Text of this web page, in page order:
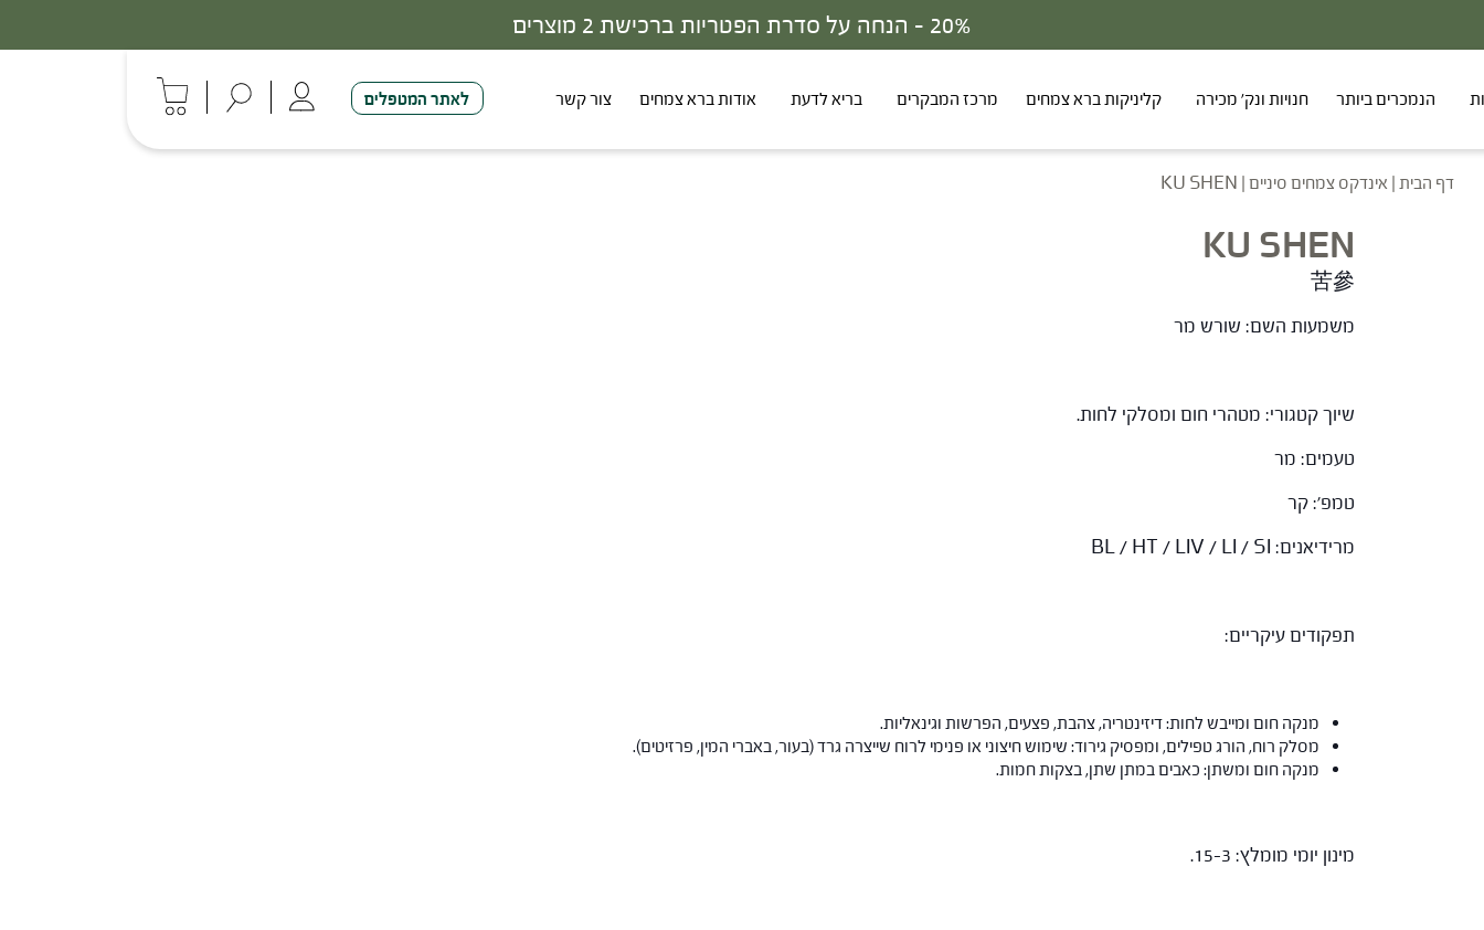
20% - הנחה על סדרת הפטריות ברכישת 2 מוצרים
הנמכרים ביותר חנויות ונק' מכירה קליניקות ברא צמחים מרכז המבקרים בריא לדעת אודות ברא צמחים צור קשר לאתר המטפלים
דף הבית | אינדקס צמחים סיניים |
KU SHEN
KU SHEN
苦參
משמעות השם: שורש מר
שיוך קטגורי: מטהרי חום ומסלקי לחות.
טעמים: מר
טמפ': קר
מרידיאנים: BL / HT / LIV / LI / SI
תפקודים עיקריים:
מנקה חום ומייבש לחות: דיזינטריה, צהבת, פצעים, הפרשות וגינאליות.
מסלק רוח, הורג טפילים, ומפסיק גירוד: שימוש חיצוני או פנימי לרוח שייצרה גרד (בעור, באברי המין, פרזיטים).
מנקה חום ומשתן: כאבים במתן שתן, בצקות חמות.
מינון יומי מומלץ: 15-3.